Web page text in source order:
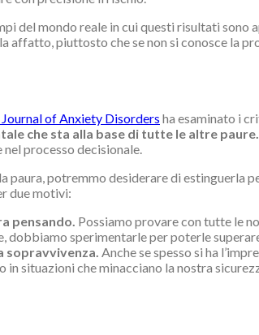
del mondo reale in cui questi risultati sono
affatto, piuttosto che se non si conosce la
of Anxiety Disorders ha esaminato i
che sta alla base di tutte le altre paure.
processo decisionale.
paura, potremmo desiderare di estinguerla
due motivi:
pensando. Possiamo provare con tutte le
dobbiamo sperimentarle per poterle
sopravvivenza. Anche se spesso si ha
in situazioni che minacciano la nostra